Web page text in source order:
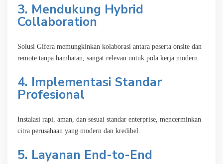
3. Mendukung Hybrid
Collaboration
Solusi Gifera memungkinkan kolaborasi antara peserta onsite dan
remote tanpa hambatan, sangat relevan untuk pola kerja modern.
4. Implementasi Standar
Profesional
Instalasi rapi, aman, dan sesuai standar enterprise, mencerminkan
citra perusahaan yang modern dan kredibel.
5. Layanan End-to-End